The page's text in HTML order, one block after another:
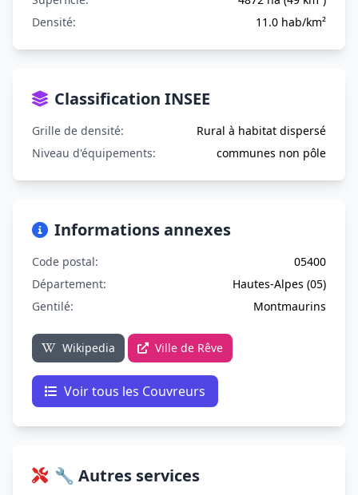
Densité:
11.0 hab/km²
Classification INSEE
Grille de densité:
Rural à habitat dispersé
Niveau d'équipements:
communes non pôle
Informations annexes
Code postal:
05400
Département:
Hautes-Alpes (05)
Gentilé:
Montmaurins
Wikipedia Ville de Rêve
Voir tous les Couvreurs
🔧 Autres services